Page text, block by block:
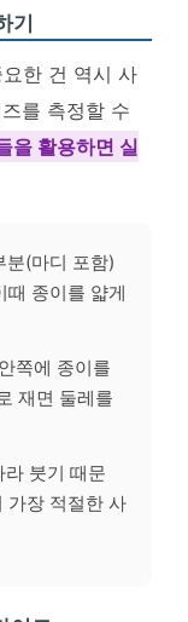
기
한 건 역시 사
를 측정할 수
을 활용하면 실
분(마디 포함)
종이를 얇게
쪽에 종이를
재면 둘레를
붓기 때문
가장 적절한 사